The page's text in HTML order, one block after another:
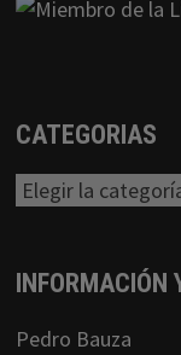
CATEGORIAS
Categorias
INFORMACIÓN
Pedro Bauza